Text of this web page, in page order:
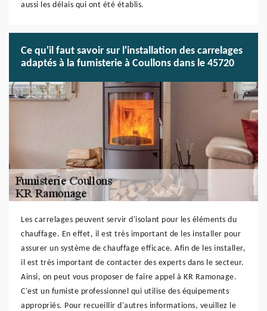
aussi les délais qui ont été établis.
Ce qu'il faut savoir sur l'installation des carrelages
adaptés à la fumisterie à Coullons dans le 45720
Les carrelages peuvent servir d'isolant pour les éléments du
chauffage. En effet, il est très important de les installer pour
assurer un système de chauffage efficace. Afin de les installer,
il est très important de contacter des experts dans le secteur.
Ainsi, on peut vous proposer de faire appel à KR Ramonage.
C'est un fumiste professionnel qui utilise des équipements
appropriés. Pour recueillir d'autres informations, veuillez le